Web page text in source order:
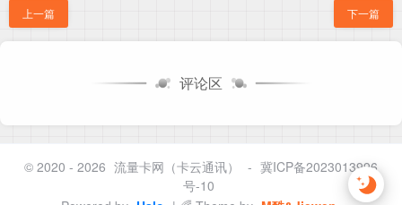
上一篇 下一篇
评论区
© 2020 - 2026 流量卡网（卡云通讯） - 冀ICP备2023013996
号-10